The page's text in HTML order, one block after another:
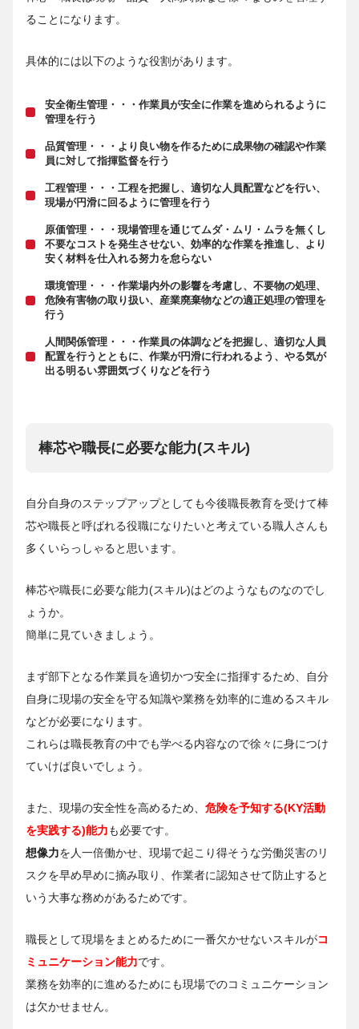
ることになります。
具体的には以下のような役割があります。
安全衛生管理・・・作業員が安全に作業を進められるように
管理を行う
品質管理・・・より良い物を作るために成果物の確認や作業
員に対して指揮監督を行う
工程管理・・・工程を把握し、適切な人員配置などを行い、
現場が円滑に回るように管理を行う
原価管理・・・現場管理を通じてムダ・ムリ・ムラを無くし
不要なコストを発生させない、効率的な作業を推進し、より
安く材料を仕入れる努力を怠らない
環境管理・・・作業場内外の影響を考慮し、不要物の処理、
危険有害物の取り扱い、産業廃棄物などの適正処理の管理を
行う
人間関係管理・・・作業員の体調などを把握し、適切な人員
配置を行うとともに、作業が円滑に行われるよう、やる気が
出る明るい雰囲気づくりなどを行う
棒芯や職長に必要な能力(スキル)
自分自身のステップアップとしても今後職長教育を受けて棒
芯や職長と呼ばれる役職になりたいと考えている職人さんも
多くいらっしゃると思います。
棒芯や職長に必要な能力(スキル)はどのようなものなのでし
ょうか。
簡単に見ていきましょう。
まず部下となる作業員を適切かつ安全に指揮するため、自分
自身に現場の安全を守る知識や業務を効率的に進めるスキル
などが必要になります。
これらは職長教育の中でも学べる内容なので徐々に身につけ
ていけば良いでしょう。
また、現場の安全性を高めるため、 危険を予知する(KY活動
を実践する)能力も必要です。
想像力を人一倍働かせ、現場で起こり得そうな労働災害のリ
スクを早め早めに摘み取り、作業者に認知させて防止すると
いう大事な務めがあるためです。
職長として現場をまとめるために一番欠かせないスキルがコ
ミュニケーション能力です。
業務を効率的に進めるためにも現場でのコミュニケーション
は欠かせません。